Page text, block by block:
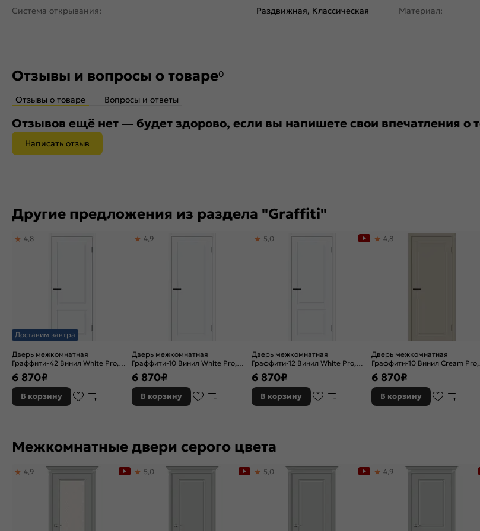
Система открывания:
Раздвижная, Классическая
Материал:
Отзывы и вопросы о товаре0
Отзывы о товаре Вопросы и ответы
Отзывов ещё нет — будет здорово, если вы напишете свои впечатления о
Написать отзыв
Другие предложения из раздела "Graffiti"
Доставим завтра
Дверь межкомнатная
Граффити-42 Винил White Pro,
глухая, каркасно-щитовая
4,8
6 870₽
В корзину
Дверь межкомнатная
Граффити-10 Винил White Pro,
глухая, каркасно-щитовая
4,9
6 870₽
В корзину
Дверь межкомнатная
Граффити-12 Винил White Pro,
глухая, каркасно-щитовая
5,0
6 870₽
В корзину
Дверь межкомнатная
Граффити-10 Винил Cream Pro,
глухая, каркасно-щитовая
4,8
6 870₽
В корзину
Межкомнатные двери серого цвета
4,9 5,0 5,0 4,9